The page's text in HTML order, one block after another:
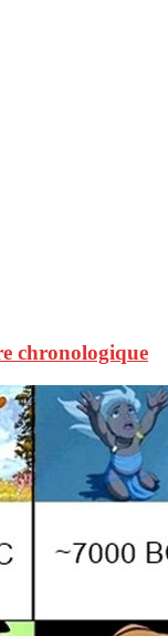
chronologique